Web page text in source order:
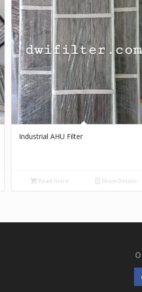
Industrial AHU Filter
Read more Show Details